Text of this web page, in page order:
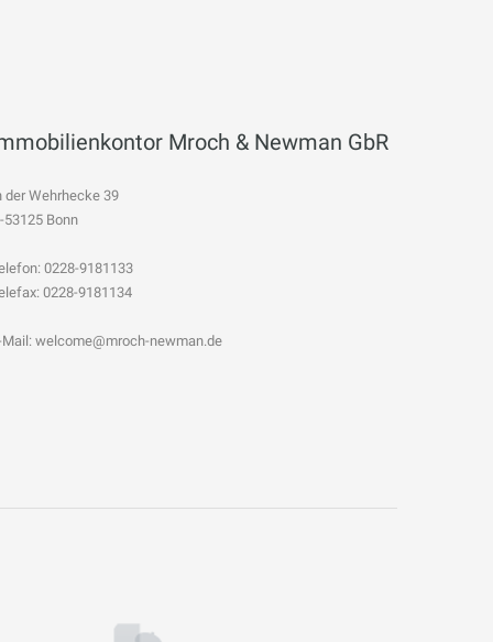
Mroch & Newman GbR
der Wehrhecke 39
53125 Bonn
0228-9181133
0228-9181134
Mail: welcome@mroch-newman.de